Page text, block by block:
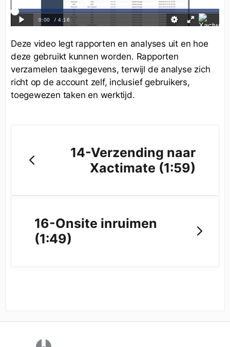
Deze video legt rapporten en analyses uit en hoe
deze gebruikt kunnen worden. Rapporten
verzamelen taakgegevens, terwijl de analyse zich
richt op de account zelf, inclusief gebruikers,
toegewezen taken en werktijd.
14-Verzending naar
Xactimate (1:59)
16-Onsite inruimen
(1:49)